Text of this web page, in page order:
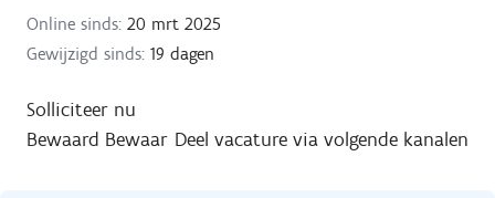
Online sinds: 20 mrt 2025
Gewijzigd sinds: 19 dagen
Solliciteer nu
Bewaard Bewaar Deel vacature via volgende kanalen